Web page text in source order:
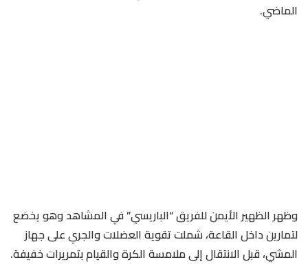
الماضي.
وظهر الظهير الأيمن للفريق “الباريسي” في المشاهد وهو يخضع
لتمارين داخل القاعة، شملت تقوية العضلات والجري على جهاز
المشي، قبل الانتقال إلى ملامسة الكرة والقيام بتمريرات خفيفة.